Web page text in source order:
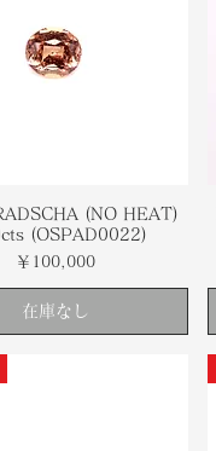
(NO HEAT)
(OSPAD0022)
価格
￥100,000
在庫なし